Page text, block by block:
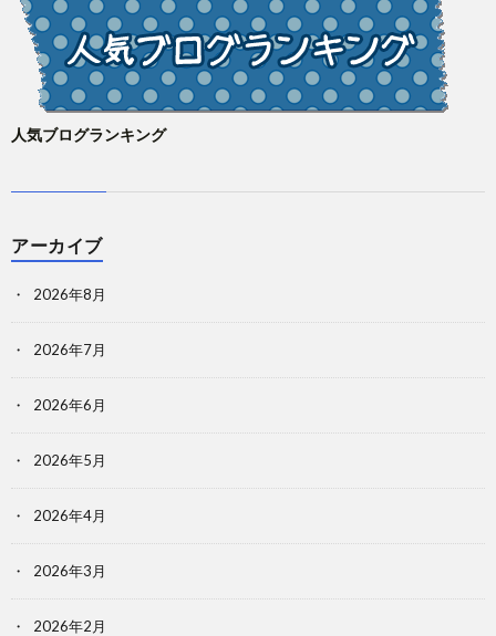
人気ブログランキング
アーカイブ
2026年8月
2026年7月
2026年6月
2026年5月
2026年4月
2026年3月
2026年2月